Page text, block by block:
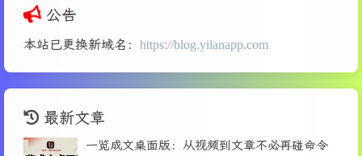
公告
本站已更换新域名： https://blog.yilanapp.com
最新文章
一览成文桌面版：从视频到文章不必再碰命令